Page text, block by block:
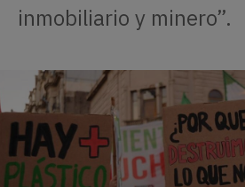
ES EN
inmobiliario y minero”.